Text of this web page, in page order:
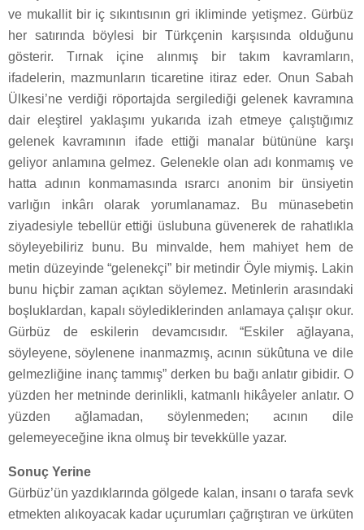
ve mukallit bir iç sıkıntısının gri ikliminde yetişmez. Gürbüz
her satırında böylesi bir Türkçenin karşısında olduğunu
gösterir. Tırnak içine alınmış bir takım kavramların,
ifadelerin, mazmunların ticaretine itiraz eder. Onun Sabah
Ülkesi’ne verdiği röportajda sergilediği gelenek kavramına
dair eleştirel yaklaşımı yukarıda izah etmeye çalıştığımız
gelenek kavramının ifade ettiği manalar bütününe karşı
geliyor anlamına gelmez. Gelenekle olan adı konmamış ve
hatta adının konmamasında ısrarcı anonim bir ünsiyetin
varlığın inkârı olarak yorumlanamaz. Bu münasebetin
ziyadesiyle tebellür ettiği üslubuna güvenerek de rahatlıkla
söyleyebiliriz bunu. Bu minvalde, hem mahiyet hem de
metin düzeyinde “gelenekçi” bir metindir Öyle miymiş. Lakin
bunu hiçbir zaman açıktan söylemez. Metinlerin arasındaki
boşluklardan, kapalı söylediklerinden anlamaya çalışır okur.
Gürbüz de eskilerin devamcısıdır. “Eskiler ağlayana,
söyleyene, söylenene inanmazmış, acının sükûtuna ve dile
gelmezliğine inanç tammış” derken bu bağı anlatır gibidir. O
yüzden her metninde derinlikli, katmanlı hikâyeler anlatır. O
yüzden ağlamadan, söylenmeden; acının dile
gelemeyeceğine ikna olmuş bir tevekkülle yazar.
Sonuç Yerine
Gürbüz’ün yazdıklarında gölgede kalan, insanı o tarafa sevk
etmekten alıkoyacak kadar uçurumları çağrıştıran ve ürküten